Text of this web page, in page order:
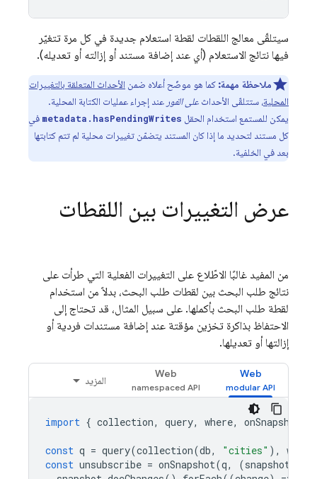
سيتلقّى معالج اللقطات لقطة استعلام جديدة في كل مرة تتغيّر
فيها نتائج الاستعلام (أي عند إضافة مستند أو إزالته أو تعديله).
ملاحظة مهمة: كما هو موضّح أعلاه ضمن الأحداث المتعلقة بالتغييرات
المحلية، ستتلقّى الأحداث على الفور عند إجراء عمليات الكتابة المحلية.
يمكن للمستمع استخدام الحقل metadata.hasPendingWrites في
كل مستند لتحديد ما إذا كان المستند يتضمّن تغييرات محلية لم تتم كتابتها
بعد في الخلفية.
عرض التغييرات بين اللقطات
من المفيد غالبًا الاطّلاع على التغييرات الفعلية التي طرأت على
نتائج طلب البحث بين لقطات طلب البحث، بدلاً من استخدام
لقطة طلب البحث بأكملها. على سبيل المثال، قد تحتاج إلى
الاحتفاظ بذاكرة تخزين مؤقتة عند إضافة مستندات فردية أو
إزالتها أو تعديلها.
Web
Web
المزيد
import { collection, query, where, onSnapshot
const q = query(collection(db, "cities" ), where
const unsubscribe = onSnapshot(q, (snapshot